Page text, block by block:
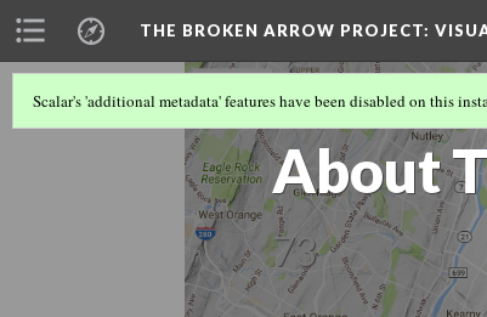
THE BROKEN ARROW PROJECT:
About
73
Scalar's 'additional metadata' features have been disabled on this